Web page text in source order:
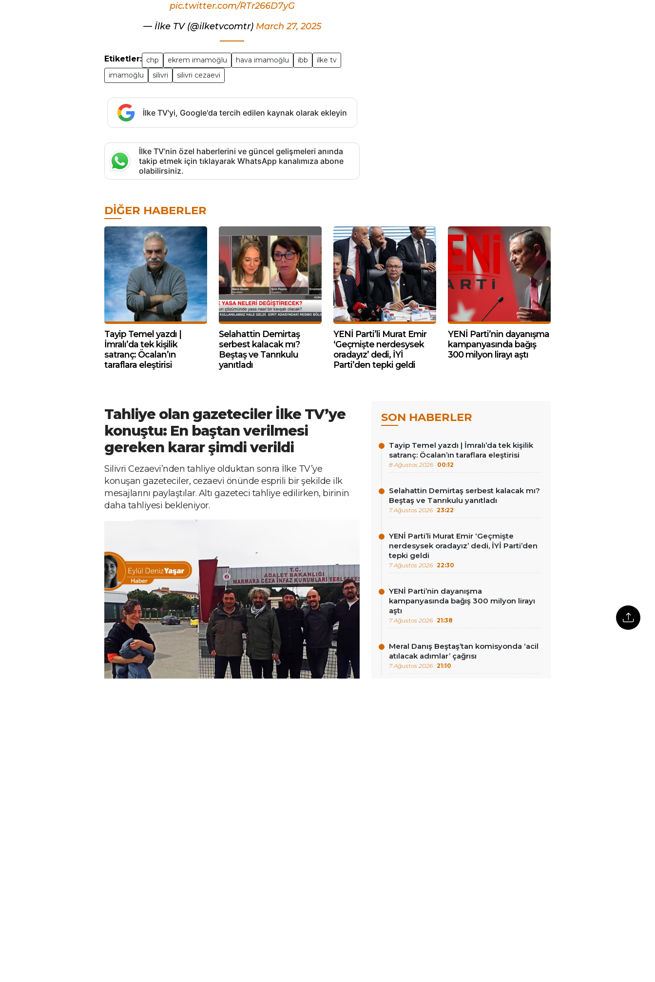
pic.twitter.com/RTr266D7yG
— İlke TV (@ilketvcomtr) March 27, 2025
Etiketler: chp ekrem imamoğlu hava imamoğlu ibb
ilke tv
imamoğlu
silivri silivri cezaevi
İlke TV'yi, Google'da tercih edilen kaynak olarak ekleyin
İlke TV’nin özel haberlerini ve güncel gelişmeleri anında
takip etmek için tıklayarak WhatsApp kanalımıza abone
olabilirsiniz.
DIĞER HABERLER
Tayip Temel yazdı |
İmralı’da tek kişilik
satranç: Öcalan’ın
taraflara eleştirisi
Selahattin Demirtaş
serbest kalacak mı?
Beştaş ve Tanrıkulu
yanıtladı
YENİ Parti’li Murat Emir
‘Geçmişte nerdesysek
oradayız’ dedi, İYİ
Parti’den tepki geldi
YENİ Parti’nin dayanışma
kampanyasında bağış
300 milyon lirayı aştı
Tahliye olan gazeteciler İlke TV’ye
konuştu: En baştan verilmesi
gereken karar şimdi verildi
Silivri Cezaevi’nden tahliye olduktan sonra İlke TV’ye
konuşan gazeteciler, cezaevi önünde esprili bir şekilde ilk
mesajlarını paylaştılar. Altı gazeteci tahliye edilirken, birinin
daha tahliyesi bekleniyor.
SON HABERLER
Tayip Temel yazdı | İmralı’da tek kişilik
satranç: Öcalan’ın taraflara eleştirisi
8 Ağustos 2026 00:12
Selahattin Demirtaş serbest kalacak mı?
Beştaş ve Tanrıkulu yanıtladı
7 Ağustos 2026 23:22
YENİ Parti’li Murat Emir ‘Geçmişte
nerdesysek oradayız’ dedi, İYİ Parti’den
tepki geldi
7 Ağustos 2026 22:30
YENİ Parti’nin dayanışma
kampanyasında bağış 300 milyon lirayı
aştı
7 Ağustos 2026 21:38
Meral Danış Beştaş’tan komisyonda ‘acil
atılacak adımlar’ çağrısı
7 Ağustos 2026 21:10